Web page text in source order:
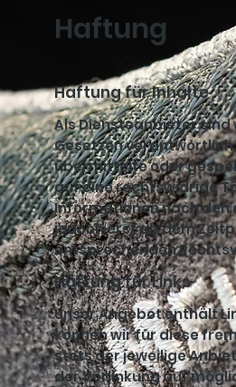
Haftung
Haftung für Inhalte
Als Diensteanbieter sind
Gesetzen
übermittelte oder
auf eine rechtswidrige
Informationen nach den
jedoch erst ab dem
entsprechenden
Haftung für Links
Unser Angebot enthält
können wir für diese
stets der jeweilige
der Verlinkung auf